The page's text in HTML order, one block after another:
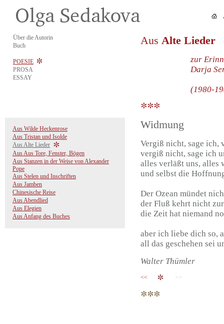
Über die Autorin
Buch
POESIE
PROSA
ESSAY
Aus Wilde Heckenrose
Aus Tristan und Isolde
Aus Alte Lieder
Aus Aus Tore, Fenster, Bögen
Aus Stanzen in der Weise von Alexander
Pope
Aus Stelen und Inschriften
Aus Jamben
Chinesische Reise
Aus Abendlied
Aus Elegien
Aus Anfang des Buches
Aus Alte Lieder
zur
Darja
(1980-
Widmung
Vergiß nicht, sage ich,
vergiß nicht, sage ich
alles verläßt uns, alles
und selbst die
Der Ozean mündet
der Fluß kehrt nicht
die Zeit hat niemand
aber ich liebe dich so,
all das geschehen sei
Walter Thümler
<< >>